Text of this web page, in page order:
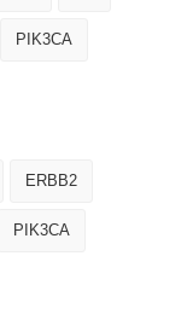
PIK3CA
ERBB2
PIK3CA